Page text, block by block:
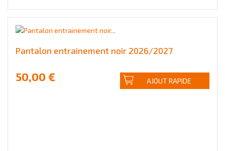
Pantalon entrainement noir 2026/2027
50,00 € AJOUT RAPIDE